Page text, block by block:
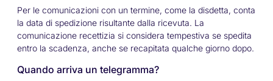
Per le comunicazioni con un termine, come la disdetta, conta
la data di spedizione risultante dalla ricevuta. La
comunicazione recettizia si considera tempestiva se spedita
entro la scadenza, anche se recapitata qualche giorno dopo.
Quando arriva un telegramma?